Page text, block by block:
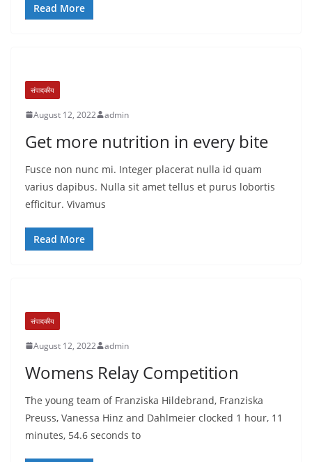
Read More
संपादकीय
August 12, 2022 admin
Get more nutrition in every bite
Fusce non nunc mi. Integer placerat nulla id quam
varius dapibus. Nulla sit amet tellus et purus lobortis
efficitur. Vivamus
Read More
संपादकीय
August 12, 2022 admin
Womens Relay Competition
The young team of Franziska Hildebrand, Franziska
Preuss, Vanessa Hinz and Dahlmeier clocked 1 hour, 11
minutes, 54.6 seconds to